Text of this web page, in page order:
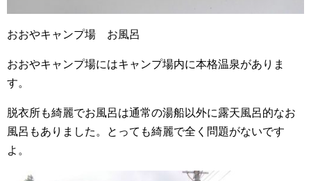
おおやキャンプ場 お風呂
おおやキャンプ場にはキャンプ場内に本格温泉がありま
す。
脱衣所も綺麗でお風呂は通常の湯船以外に露天風呂的なお
風呂もありました。とっても綺麗で全く問題がないです
よ。